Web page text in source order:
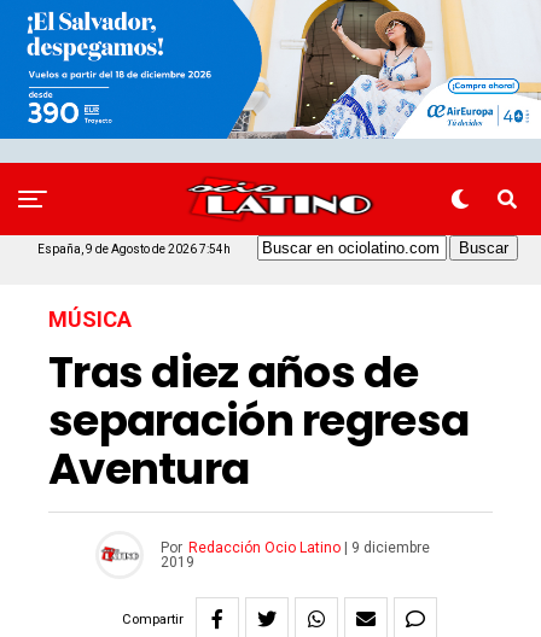
España, 9 de Agosto de 2026 7:54h
MÚSICA
Tras diez años de
separación regresa
Aventura
Por Redacción Ocio Latino
9 diciembre
2019
Compartir